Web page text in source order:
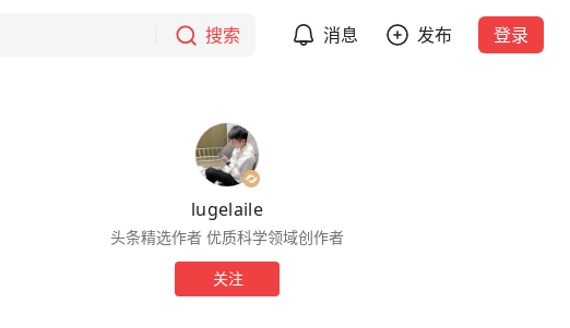
搜索 消息 发布 登录
lugelaile
头条精选作者 优质科学领域创作者
关注